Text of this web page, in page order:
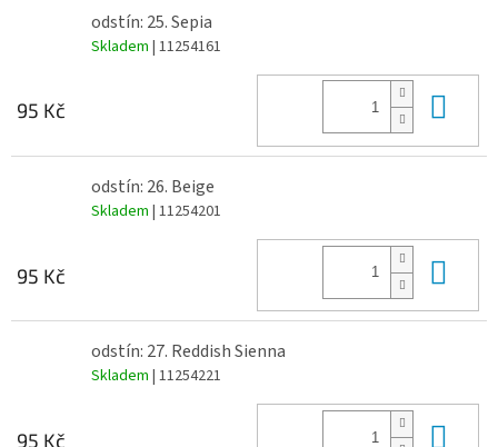
odstín: 25. Sepia
Skladem | 11254161
95 Kč
odstín: 26. Beige
Skladem | 11254201
95 Kč
odstín: 27. Reddish Sienna
Skladem | 11254221
95 Kč